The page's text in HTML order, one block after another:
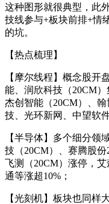
这种图形就很典型，此
技线参与+板块前排+情
的坑。
【热点梳理】
【摩尔线程】概念股开
能、润欣科技（20CM）
杰创智能（20CM）、
技、光环新网、中望软
【半导体】多个细分领
技（20CM）、赛腾股
飞测（20CM）涨停，
通等涨超10%；
【光刻机】板块也同样